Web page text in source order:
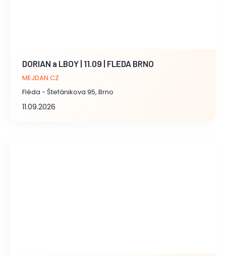
DORIAN a LBOY | 11.09 | FLEDA BRNO
MEJDAN.CZ
Fléda - Štefánikova 95, Brno
11.09.2026